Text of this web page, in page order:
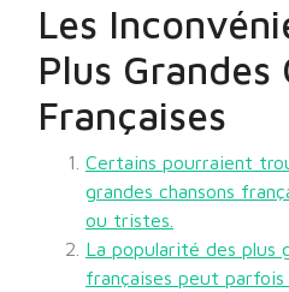
Les
Plus Grandes
Françaises
Certains pourraient
grandes chansons
ou tristes.
La popularité des plus
françaises peut parfois